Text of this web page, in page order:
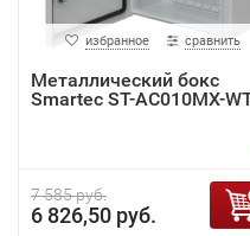
избранное сравнить
Металлический бокс
Smartec ST-AC010MX-
7 585 руб.
6 826,50 руб.